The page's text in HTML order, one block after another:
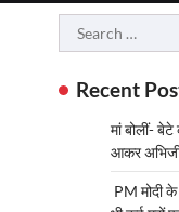
Search
for:
Recent
मां बोलीं- बेटे
आकर
PM मोदी के